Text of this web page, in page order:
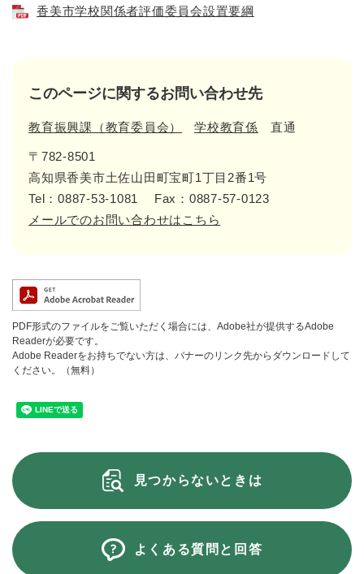
香美市学校関係者評価委員会設置要綱
このページに関するお問い合わせ先
教育振興課（教育委員会） 学校教育係 直通
〒782-8501
高知県香美市土佐山田町宝町1丁目2番1号
Tel：0887-53-1081
Fax：0887-57-0123
メールでのお問い合わせはこちら
PDF形式のファイルをご覧いただく場合には、Adobe社が提供するAdobe
Readerが必要です。
Adobe Readerをお持ちでない方は、バナーのリンク先からダウンロードして
ください。（無料）
見つからないときは
よくある質問と回答